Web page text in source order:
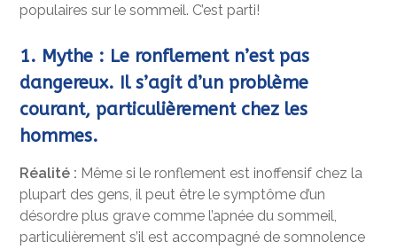
populaires sur le sommeil. C’est parti!
1. Mythe : Le ronflement n’est pas
dangereux. Il s’agit d’un problème
courant, particulièrement chez les
hommes.
Réalité : Même si le ronflement est inoffensif chez la
plupart des gens, il peut être le symptôme d’un
désordre plus grave comme l’apnée du sommeil,
particulièrement s’il est accompagné de somnolence